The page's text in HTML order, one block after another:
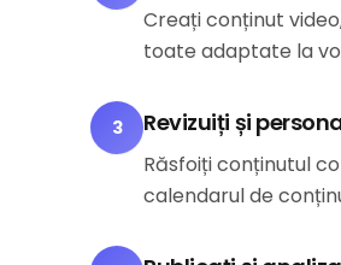
Creați conținut
toate adaptate la
3 Revizuiți și
Răsfoiți conținutul
calendarul de